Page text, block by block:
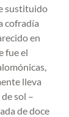
sustituido
cofradía
en
fue el
lleva
sol –
de doce